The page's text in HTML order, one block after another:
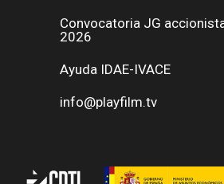
Convocatoria JG
2026
Ayuda IDAE-IVACE
info@playfilm.tv